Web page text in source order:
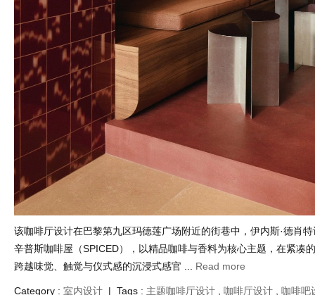
该咖啡厅设计在巴黎第九区玛德莲广场附近的街巷中，伊内斯·德肖
辛普斯咖啡屋（SPICED），以精品咖啡与香料为核心主题，在紧凑
跨越味觉、触觉与仪式感的沉浸式感官 ... Read more
Category : 室内设计 | Tags : 主题咖啡厅设计 咖啡厅设计
咖啡吧